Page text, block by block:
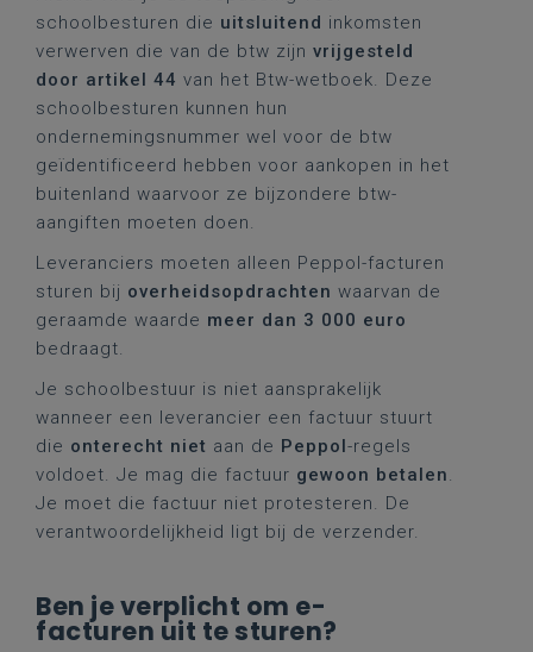
schoolbesturen die uitsluitend inkomsten
verwerven die van de btw zijn vrijgesteld
door artikel 44 van het Btw-wetboek. Deze
schoolbesturen kunnen hun
ondernemingsnummer wel voor de btw
geïdentificeerd hebben voor aankopen in het
buitenland waarvoor ze bijzondere btw-
aangiften moeten doen.
Leveranciers moeten alleen Peppol-facturen
sturen bij overheidsopdrachten waarvan de
geraamde waarde meer dan 3 000 euro
bedraagt.
Je schoolbestuur is niet aansprakelijk
wanneer een leverancier een factuur stuurt
die onterecht niet aan de Peppol-regels
voldoet. Je mag die factuur gewoon betalen.
Je moet die factuur niet protesteren. De
verantwoordelijkheid ligt bij de verzender.
Ben je verplicht om e-
facturen uit te sturen?